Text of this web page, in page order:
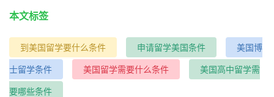
本文标签
到美国留学要什么条件 申请留学美国条件 美国博
士留学条件 美国留学需要什么条件 美国高中留学需
要哪些条件